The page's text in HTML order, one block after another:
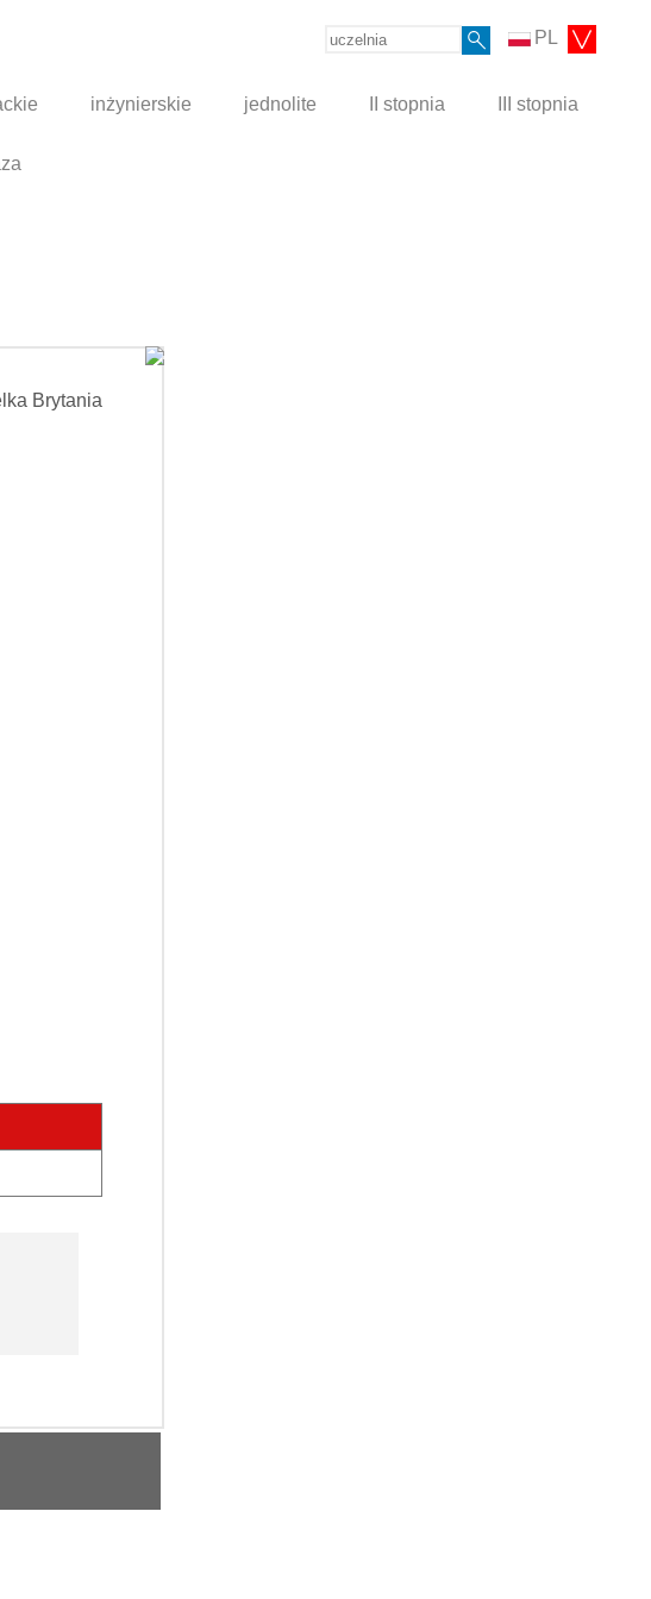
PL
inżynierskie jednolite II stopnia III stopnia
Brytania